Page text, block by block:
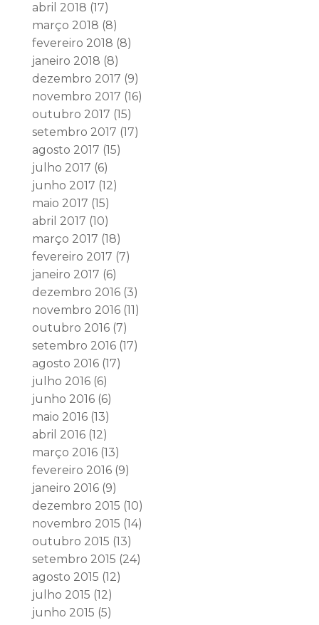
abril 2018 (17)
março 2018 (8)
fevereiro 2018 (8)
janeiro 2018 (8)
dezembro 2017 (9)
novembro 2017 (16)
outubro 2017 (15)
setembro 2017 (17)
agosto 2017 (15)
julho 2017 (6)
junho 2017 (12)
maio 2017 (15)
abril 2017 (10)
março 2017 (18)
fevereiro 2017 (7)
janeiro 2017 (6)
dezembro 2016(3)
novembro 2016(11)
outubro 2016(7)
setembro 2016(17)
agosto 2016(17)
julho 2016(6)
junho 2016(6)
maio 2016(13)
abril 2016(12)
março 2016(13)
fevereiro 2016(9)
janeiro 2016(9)
dezembro 2015 (10)
novembro 2015 (14)
outubro 2015 (13)
setembro 2015 (24)
agosto 2015 (12)
julho 2015 (12)
junho 2015 (5)